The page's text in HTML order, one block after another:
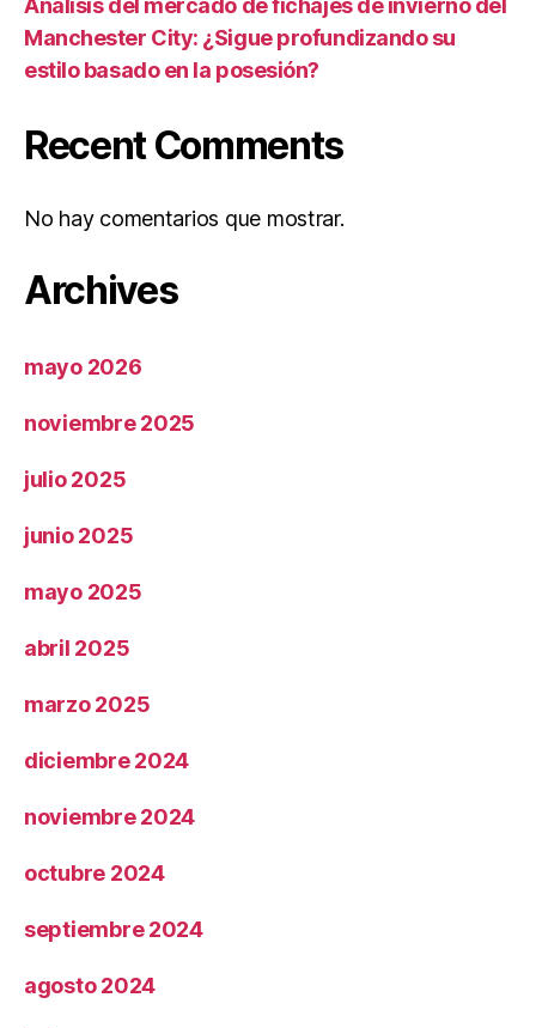
Análisis del mercado de fichajes de invierno del
Manchester City: ¿Sigue profundizando su
estilo basado en la posesión?
Recent Comments
No hay comentarios que mostrar.
Archives
mayo 2026
noviembre 2025
julio 2025
junio 2025
mayo 2025
abril 2025
marzo 2025
diciembre 2024
noviembre 2024
octubre 2024
septiembre 2024
agosto 2024